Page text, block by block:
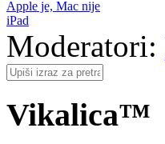
Apple je, Mac nije
iPad
Moderatori:
Vikalica™